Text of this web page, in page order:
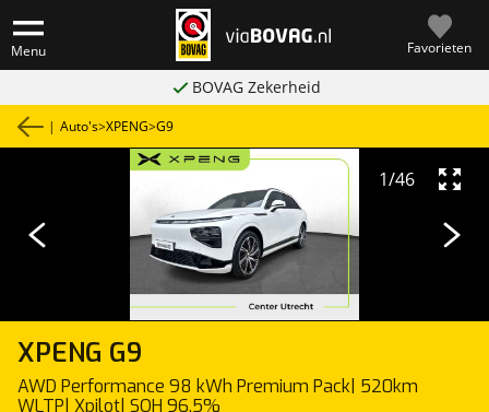
Menu Favorieten
BOVAG Zekerheid
| Auto's>XPENG>G9
XPENG G9
AWD Performance 98 kWh Premium Pack| 520km
WLTP| Xpilot| SOH 96.5%
1/46